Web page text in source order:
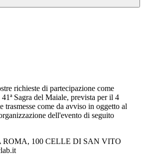
richieste di partecipazione come
Sagra del Maiale, prevista per il 4
trasmesse come da avviso in oggetto al
dell'evento di seguito
ROMA, 100 CELLE DI SAN VITO